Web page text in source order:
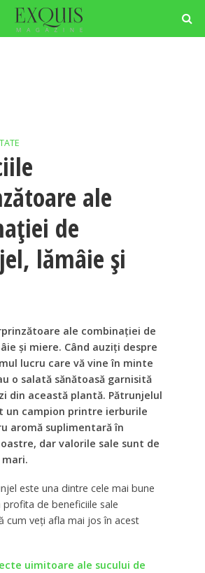
ale
de
lămâie și
ale combinației de
și miere. Când auziți despre
lucru care vă vine în minte
o salată sănătoasă garnisită
din această plantă. Pătrunjelul
un campion printre ierburile
aromă suplimentară în
dar valorile sale sunt de
este una dintre cele mai bune
de beneficiile sale
cum veți afla mai jos în acest
uimitoare ale sucului de